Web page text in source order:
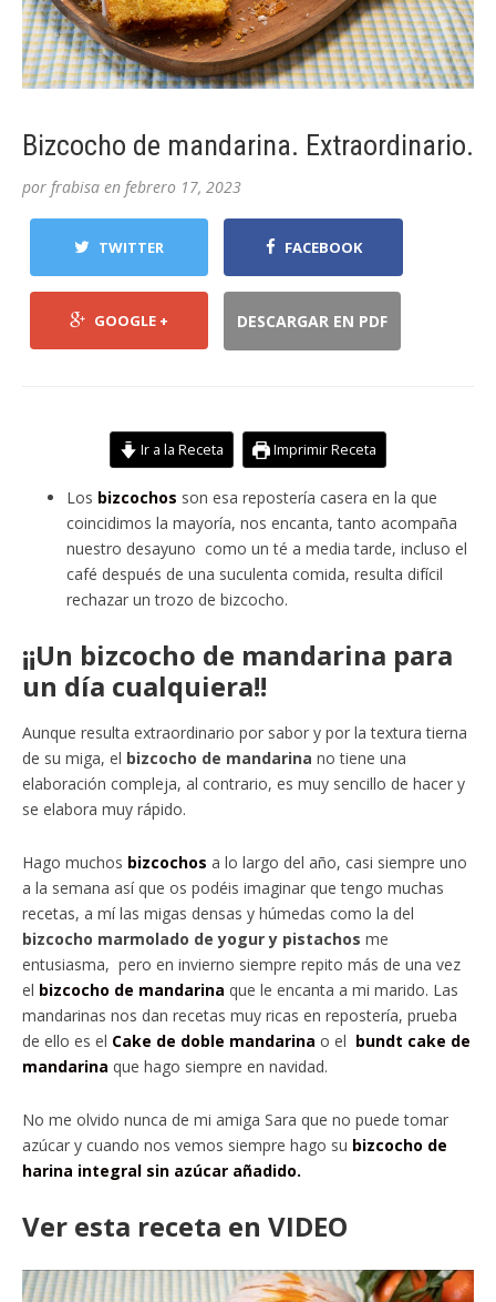
Bizcocho de mandarina. Extraordinario.
por frabisa en febrero 17, 2023
TWITTER FACEBOOK
GOOGLE + DESCARGAR EN PDF
Ir a la Receta Imprimir Receta
Los bizcochos son esa repostería casera en la que
coincidimos la mayoría, nos encanta, tanto acompaña
nuestro desayuno como un té a media tarde, incluso el
café después de una suculenta comida, resulta difícil
rechazar un trozo de bizcocho.
¡¡Un bizcocho de mandarina para
un día cualquiera!!
Aunque resulta extraordinario por sabor y por la textura tierna
de su miga, el bizcocho de mandarina no tiene una
elaboración compleja, al contrario, es muy sencillo de hacer y
se elabora muy rápido.
Hago muchos bizcochos a lo largo del año, casi siempre uno
a la semana así que os podéis imaginar que tengo muchas
recetas, a mí las migas densas y húmedas como la del
bizcocho marmolado de yogur y pistachos me
entusiasma, pero en invierno siempre repito más de una vez
el bizcocho de mandarina que le encanta a mi marido. Las
mandarinas nos dan recetas muy ricas en repostería, prueba
de ello es el Cake de doble mandarina o el bundt cake de
mandarina que hago siempre en navidad.
No me olvido nunca de mi amiga Sara que no puede tomar
azúcar y cuando nos vemos siempre hago su bizcocho de
harina integral sin azúcar añadido.
Ver esta receta en VIDEO